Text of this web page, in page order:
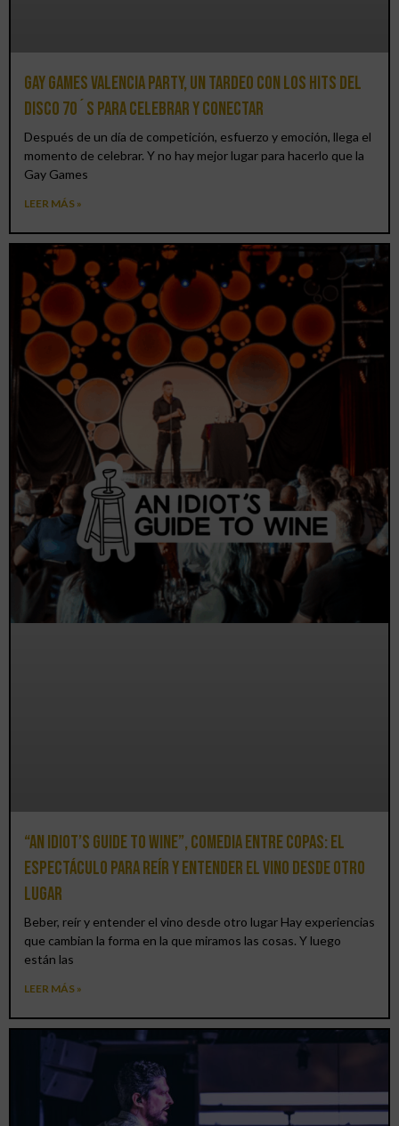
Gay Games Valencia Party, un tardeo con los hits del
DISCO 70´S para celebrar y conectar
Después de un día de competición, esfuerzo y emoción, llega el
momento de celebrar. Y no hay mejor lugar para hacerlo que la
Gay Games
LEER MÁS »
“An Idiot’s Guide to Wine”, comedia entre copas: el
espectáculo para reír y entender el vino desde otro
lugar
Beber, reír y entender el vino desde otro lugar Hay experiencias
que cambian la forma en la que miramos las cosas. Y luego
están las
LEER MÁS »